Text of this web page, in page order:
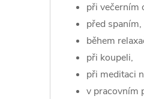
při večerním
před spaním,
během
při koupeli,
při meditaci
v pracovním